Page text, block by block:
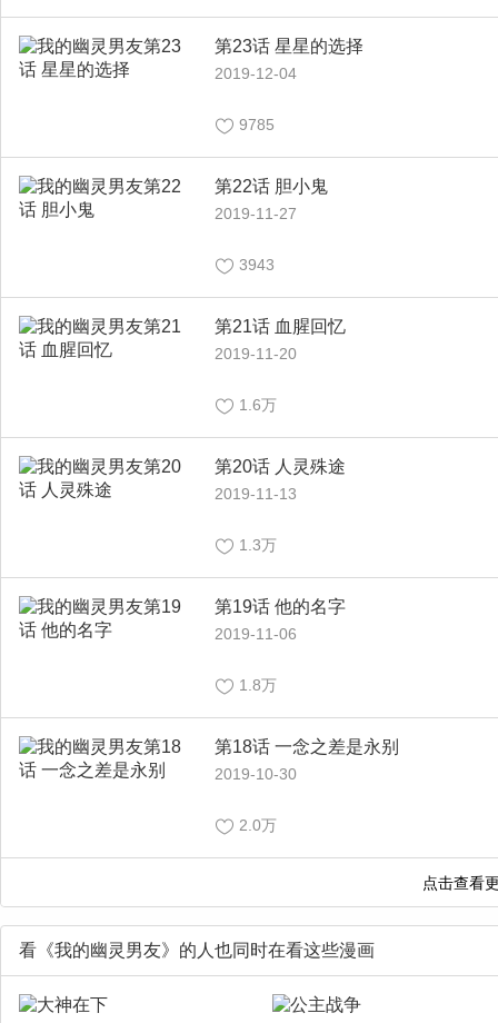
第23话 星星的选择
2019-12-04
9785
第22话 胆小鬼
2019-11-27
3943
第21话 血腥回忆
2019-11-20
1.6万
第20话 人灵殊途
2019-11-13
1.3万
第19话 他的名字
2019-11-06
1.8万
第18话 一念之差是永别
2019-10-30
2.0万
看《我的幽灵男友》的人也同时在看这些漫画